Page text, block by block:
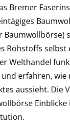
Bremer
Rohstoffs
Welthandel
erfahren,
aussieht.